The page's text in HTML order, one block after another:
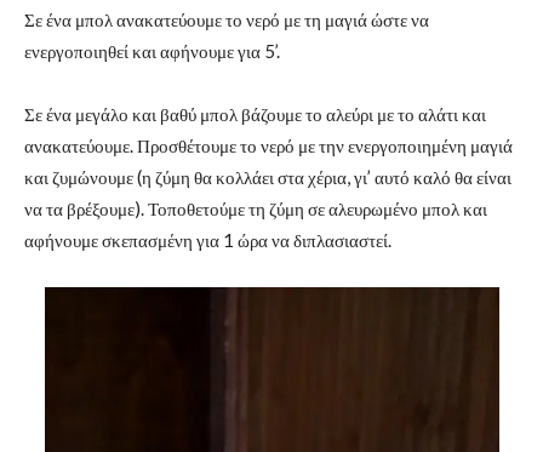
Σε ένα μπολ ανακατεύουμε το νερό με τη μαγιά ώστε να
ενεργοποιηθεί και αφήνουμε για 5’.
Σε ένα μεγάλο και βαθύ μπολ βάζουμε το αλεύρι με το αλάτι και
ανακατεύουμε. Προσθέτουμε το νερό με την ενεργοποιημένη μαγιά
και ζυμώνουμε (η ζύμη θα κολλάει στα χέρια, γι’ αυτό καλό θα είναι
να τα βρέξουμε). Τοποθετούμε τη ζύμη σε αλευρωμένο μπολ και
αφήνουμε σκεπασμένη για 1 ώρα να διπλασιαστεί.